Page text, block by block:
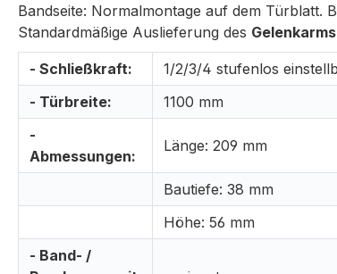
Bandseite: Normalmontage auf dem Türblatt.
Standardmäßige Auslieferung des
- Schließkraft:
1/2/3/4 stufenlos
- Türbreite:
1100 mm
-
Abmessungen:
Länge: 209 mm
Bautiefe: 38 mm
Höhe: 56 mm
- Band- /